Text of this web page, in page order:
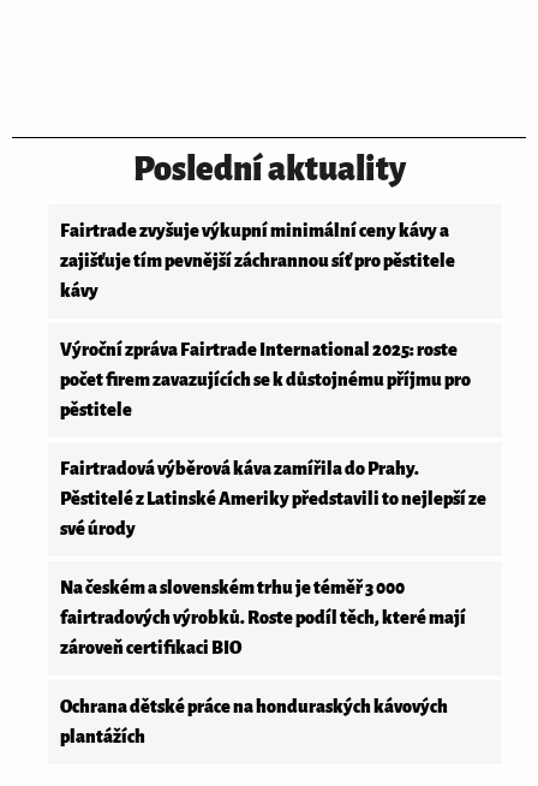
Poslední aktuality
Fairtrade zvyšuje výkupní minimální ceny kávy a
zajišťuje tím pevnější záchrannou síť pro pěstitele
kávy
Výroční zpráva Fairtrade International 2025: roste
počet firem zavazujících se k důstojnému příjmu pro
pěstitele
Fairtradová výběrová káva zamířila do Prahy.
Pěstitelé z Latinské Ameriky představili to nejlepší ze
své úrody
Na českém a slovenském trhu je téměř 3 000
fairtradových výrobků. Roste podíl těch, které mají
zároveň certifikaci BIO
Ochrana dětské práce na honduraských kávových
plantážích